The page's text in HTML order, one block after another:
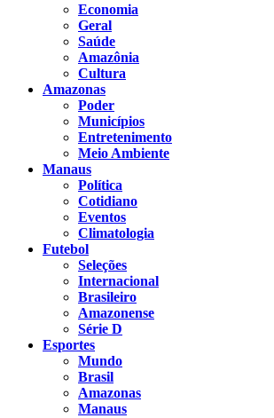
Economia
Geral
Saúde
Amazônia
Cultura
Amazonas
Poder
Municípios
Entretenimento
Meio Ambiente
Manaus
Política
Cotidiano
Eventos
Climatologia
Futebol
Seleções
Internacional
Brasileiro
Amazonense
Série D
Esportes
Mundo
Brasil
Amazonas
Manaus